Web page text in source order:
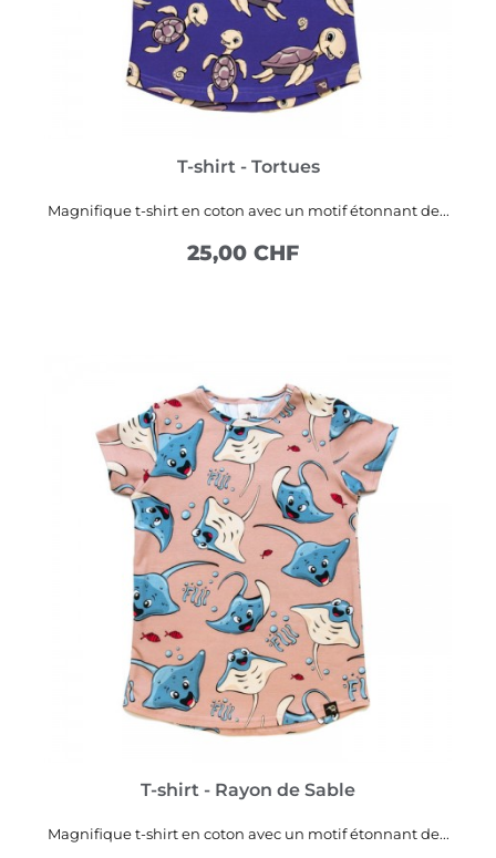
T-shirt - Tortues
Magnifique t-shirt en coton avec un motif étonnant de...
25,00 CHF
T-shirt - Rayon de Sable
Magnifique t-shirt en coton avec un motif étonnant de...